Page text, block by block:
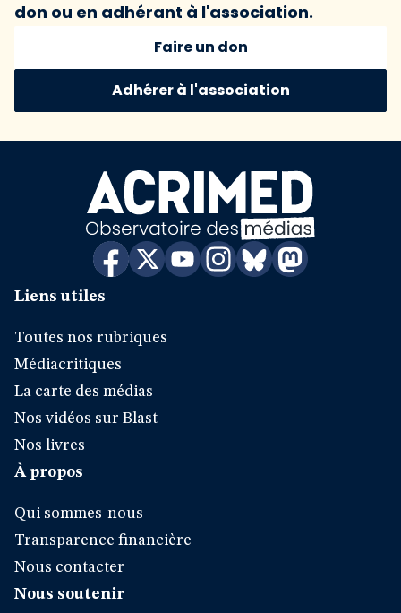
don ou en adhérant à l'association.
Faire un don
Adhérer à l'association
Liens utiles
Toutes nos rubriques
Médiacritiques
La carte des médias
Nos vidéos sur Blast
Nos livres
À propos
Qui sommes-nous
Transparence financière
Nous contacter
Nous soutenir